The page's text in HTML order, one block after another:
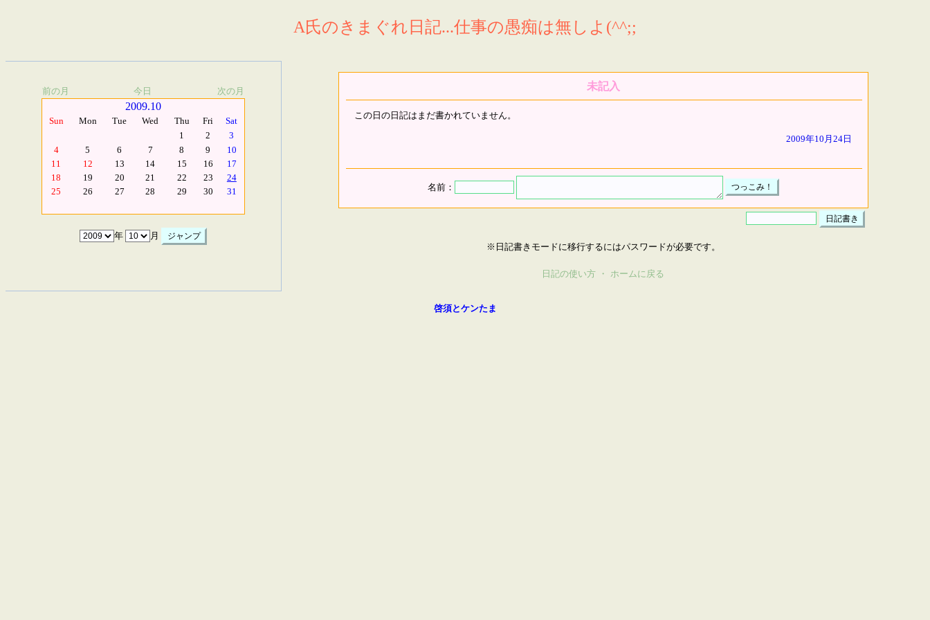
A氏のきまぐれ日記...仕事の愚痴は無しよ(^^;;
前の月 今日 次の月
2009.10
Sun Mon Tue Wed Thu Fri
Sat
1
2
3
4
5 6 7 8 9
10
11
12 13 14 15 16
17
18
19 20 21 22 23
24
25
26 27 28 29 30 31
年 月
未記入
この日の日記はまだ書かれていません。
2009年10月24日
名前：
※日記書きモードに移行するにはパスワードが必要です。
日記の使い方 ・ ホームに戻る
啓須とケンたま